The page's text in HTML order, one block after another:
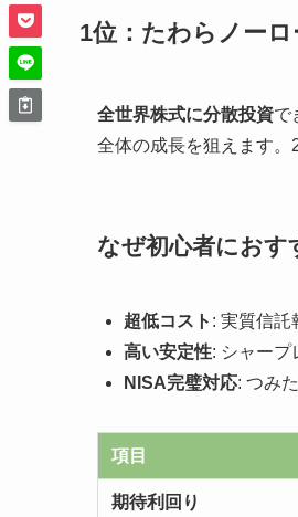
1位：たわらノー
全世界株式に分散投資で
全体の成長を狙えます。
なぜ初心者におす
超低コスト : 実質信託
高い安定性: シャープ
NISA完璧対応: つみ
項目
期待利回り